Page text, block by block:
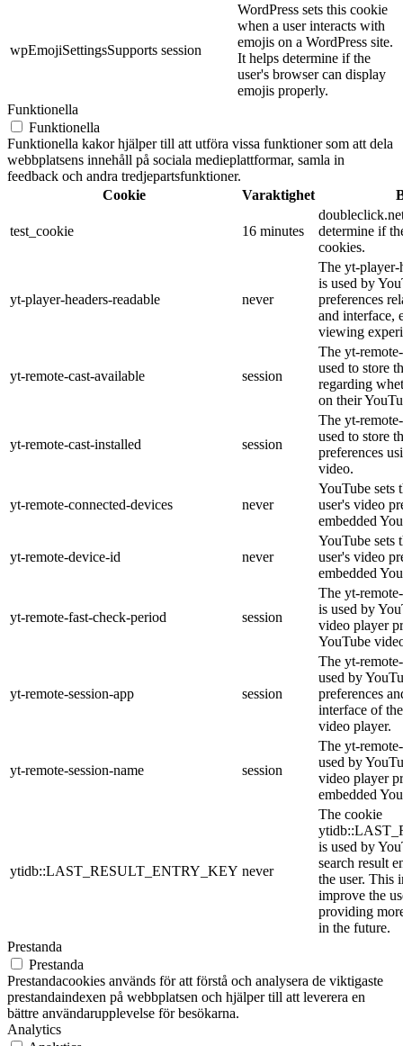
wpEmojiSettingsSupports session
WordPress sets this cookie
when a user interacts with
emojis on a WordPress site.
It helps determine if the
user's browser can display
emojis properly.
Funktionella
Funktionella
Funktionella kakor hjälper till att utföra vissa funktioner som att dela
webbplatsens innehåll på sociala medieplattformar, samla in
feedback och andra tredjepartsfunktioner.
Cookie
Varaktighet
test_cookie 16 minutes
determine if
cookies.
yt-player-headers-readable never
The yt-player-
is used by
preferences
and interface,
viewing
yt-remote-cast-available session
The yt-
used to store
regarding
on their
yt-remote-cast-installed session
The yt-
used to store
preferences
video.
yt-remote-connected-devices never
YouTube sets
user's video
embedded
yt-remote-device-id never
YouTube sets
user's video
embedded
yt-remote-fast-check-period session
The yt-
is used by
video player
YouTube
yt-remote-session-app session
The yt-
used by
preferences
interface of
video player.
yt-remote-session-name session
The yt-
used by
video player
embedded
ytidb::LAST_RESULT_ENTRY_KEY never
The cookie
is used by
search result
the user. This
improve the
providing
in the future.
Prestanda
Prestanda
Prestandacookies används för att förstå och analysera de viktigaste
prestandaindexen på webbplatsen och hjälper till att leverera en
bättre användarupplevelse för besökarna.
Analytics